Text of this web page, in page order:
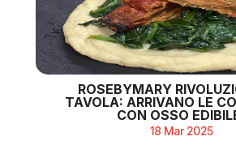
ROSEBYMARY
TAVOLA: ARRIVANO LE
CON OSSO
18 Mar 2025